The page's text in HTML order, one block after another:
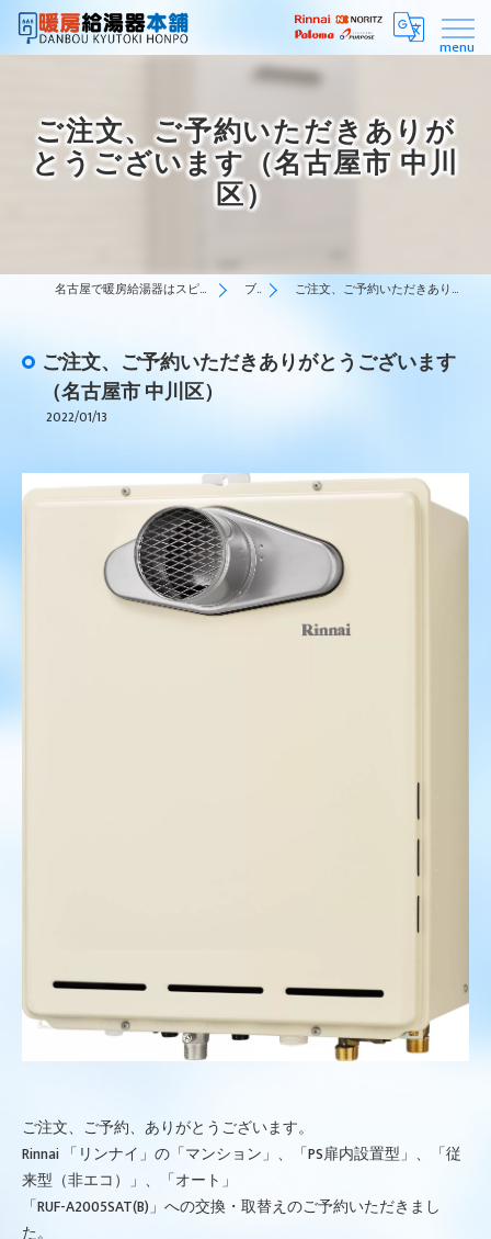
ご注文、ご予約いただきありが
とうございます（名古屋市 中川
区）
名古屋で暖房給湯器はスピーディーな対応の暖房給湯器本舗 ブログ ご注文、ご予約いただきありがとうございます（名古屋市 中川区）
ご注文、ご予約いただきありがとうございます
（名古屋市 中川区）
2022/01/13
ご注文、ご予約、ありがとうございます。
Rinnai 「リンナイ」の「マンション」、「PS扉内設置型」、「従
来型（非エコ）」、「オート」
「RUF-A2005SAT(B)」への交換・取替えのご予約いただきまし
た。